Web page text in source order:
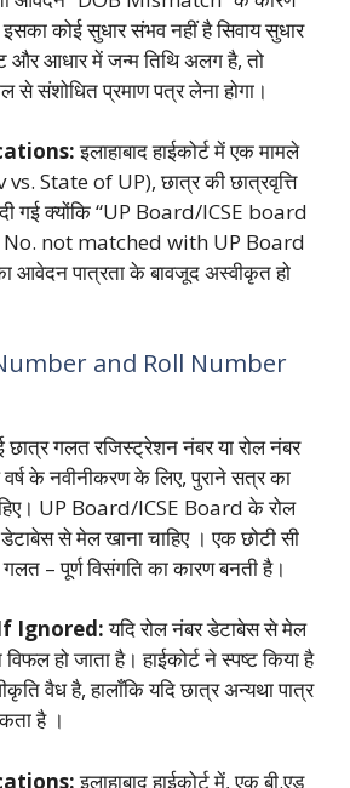
कोई सुधार संभव नहीं है सिवाय सुधार
और आधार में जन्म तिथि अलग है, तो
संशोधित प्रमाण पत्र लेना होगा।
इलाहाबाद हाईकोर्ट में एक मामले
State of UP), छात्र की छात्रवृत्ति
गई क्योंकि “UP Board/ICSE board
not matched with UP Board
आवेदन पात्रता के बावजूद अस्वीकृत हो
and Roll Number
गलत रजिस्ट्रेशन नंबर या रोल नंबर
के नवीनीकरण के लिए, पुराने सत्र का
UP Board/ICSE Board के रोल
से मेल खाना चाहिए । एक छोटी सी
– पूर्ण विसंगति का कारण बनती है।
Ignored:यदि रोल नंबर डेटाबेस से मेल
हो जाता है। हाईकोर्ट ने स्पष्ट किया है
वैध है, हालाँकि यदि छात्र अन्यथा पात्र
है ।
इलाहाबाद हाईकोर्ट में, एक बी.एड